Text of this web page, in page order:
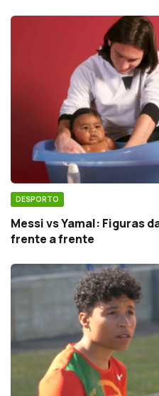
DESPORTO
Messi vs Yamal: Figuras
frente a frente